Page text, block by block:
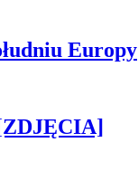
Europy